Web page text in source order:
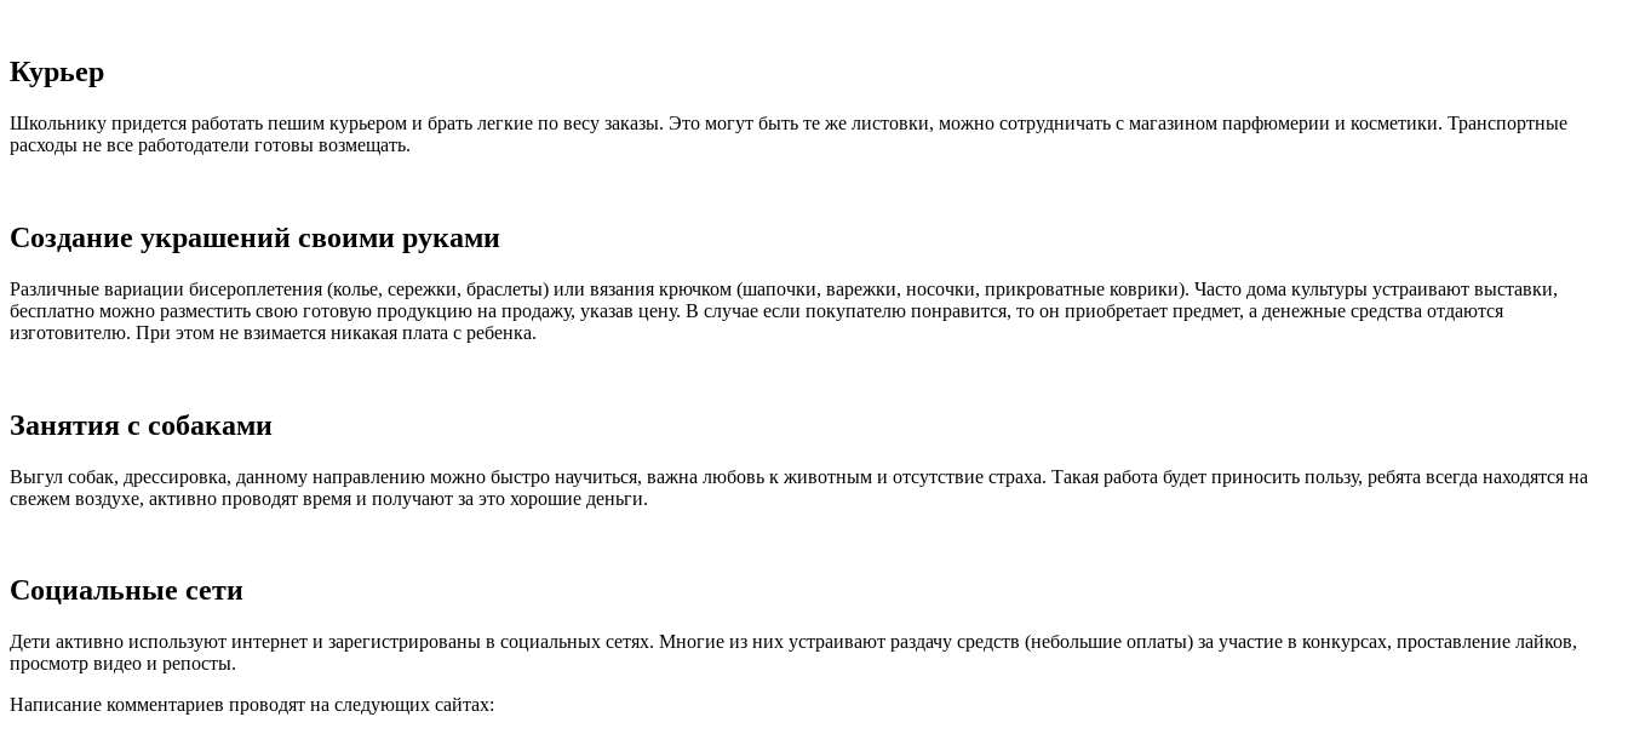
Курьер
Школьнику придется работать пешим курьером и брать легкие по весу заказы. Это могут быть те же листовки, можно сотрудничать с магазином парфюмерии и косметики. Транспортные
расходы не все работодатели готовы возмещать.
Создание украшений своими руками
Различные вариации бисероплетения (колье, сережки, браслеты) или вязания крючком (шапочки, варежки, носочки, прикроватные коврики). Часто дома культуры устраивают выставки,
бесплатно можно разместить свою готовую продукцию на продажу, указав цену. В случае если покупателю понравится, то он приобретает предмет, а денежные средства отдаются
изготовителю. При этом не взимается никакая плата с ребенка.
Занятия с собаками
Выгул собак, дрессировка, данному направлению можно быстро научиться, важна любовь к животным и отсутствие страха. Такая работа будет приносить пользу, ребята всегда находятся на
свежем воздухе, активно проводят время и получают за это хорошие деньги.
Социальные сети
Дети активно используют интернет и зарегистрированы в социальных сетях. Многие из них устраивают раздачу средств (небольшие оплаты) за участие в конкурсах, проставление лайков,
просмотр видео и репосты.
Написание комментариев проводят на следующих сайтах: